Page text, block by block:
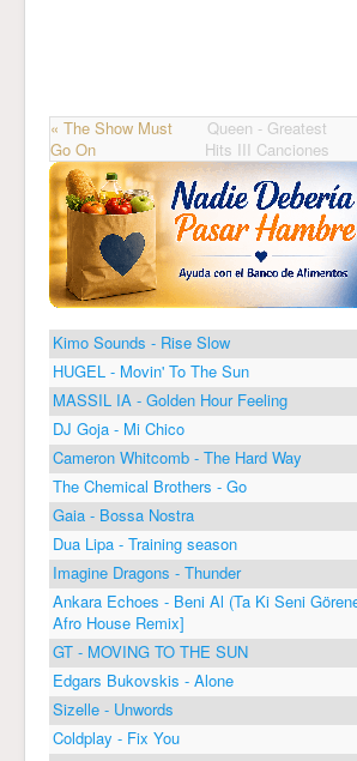
« The Show Must
Go On
Queen - Greatest
Hits III Canciones
Kimo Sounds - Rise Slow
HUGEL - Movin' To The Sun
MASSIL IA - Golden Hour Feeling
DJ Goja - Mi Chico
Cameron Whitcomb - The Hard Way
The Chemical Brothers - Go
Gaia - Bossa Nostra
Dua Lipa - Training season
Imagine Dragons - Thunder
Ankara Echoes - Beni Al (Ta Ki Seni
Afro House Remix]
GT - MOVING TO THE SUN
Edgars Bukovskis - Alone
Sizelle - Unwords
Coldplay - Fix You